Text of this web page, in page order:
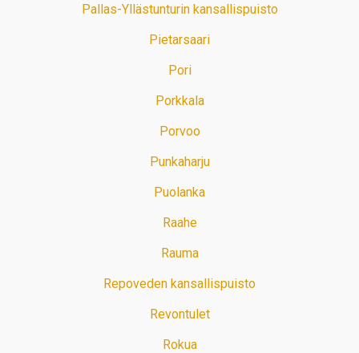
Pallas-Yllästunturin kansallispuisto
Pietarsaari
Pori
Porkkala
Porvoo
Punkaharju
Puolanka
Raahe
Rauma
Repoveden kansallispuisto
Revontulet
Rokua